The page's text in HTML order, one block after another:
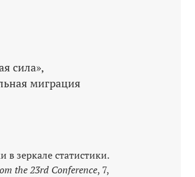
сила»
миграция
зеркале статистики.
the 23rd Conference, 7,